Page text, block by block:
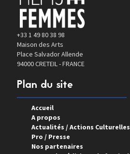
+33 1 49 80 38 98
Maison des Arts
Place Salvador Allende
94000 CRETEIL - FRANCE
Plan du site
Accueil
A propos
Actualités / Actions Culturelles
Pro / Presse
Nos partenaires